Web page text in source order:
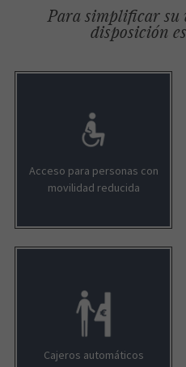
Para simplificar su
disposición
Acceso para personas con
movilidad reducida
Cajeros automáticos